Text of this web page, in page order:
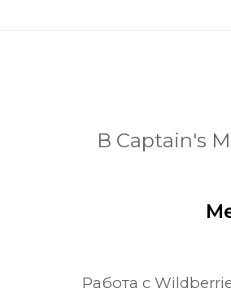
В Captain's
Работа с